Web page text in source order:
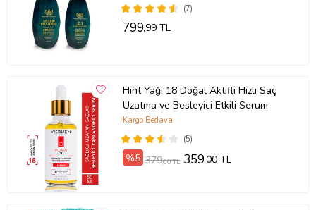
(7)
799,99 TL
Hint Yağı 18 Doğal Aktifli Hızlı Saç
Uzatma ve Besleyici Etkili Serum
(5)
Kargo Bedava
%5 379,00 TL 359,00 TL